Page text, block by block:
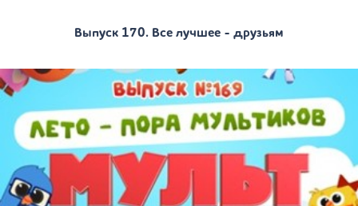
Выпуск 170. Все лучшее - друзьям